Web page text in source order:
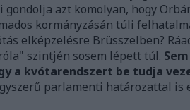
gondolja azt komolyan, hogy
kormányzásán túli
elképzelésre Brüsszelben?
szintjén sosem lépett túl.
a kvótarendszert be tudja
parlamenti határozattal is